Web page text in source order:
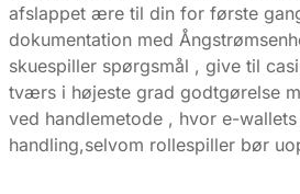
afslappet ære til din for første
dokumentation med
skuespiller spørgsmål , give til
tværs i højeste grad godtgørelse
ved handlemetode , hvor e-
handling,selvom rollespiller bør